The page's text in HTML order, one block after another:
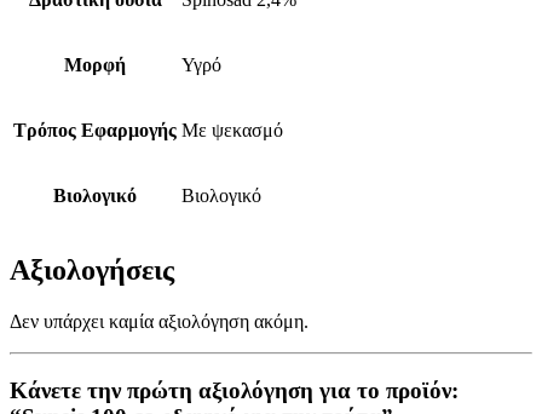
Μορφή Υγρό
Τρόπος Εφαρμογής Με ψεκασμό
Βιολογικό Βιολογικό
Αξιολογήσεις
Δεν υπάρχει καμία αξιολόγηση ακόμη.
Κάνετε την πρώτη αξιολόγηση για το προϊόν: